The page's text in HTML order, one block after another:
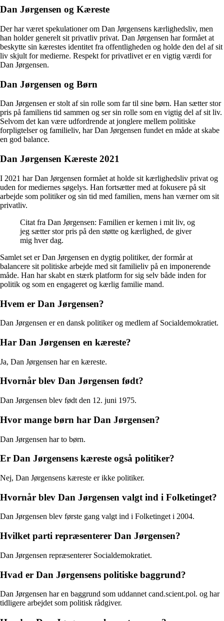
Dan Jørgensen og Kæreste
Der har været spekulationer om Dan Jørgensens kærlighedsliv, men
han holder generelt sit privatliv privat. Dan Jørgensen har formået at
beskytte sin kærestes identitet fra offentligheden og holde den del af sit
liv skjult for medierne. Respekt for privatlivet er en vigtig værdi for
Dan Jørgensen.
Dan Jørgensen og Børn
Dan Jørgensen er stolt af sin rolle som far til sine børn. Han sætter stor
pris på familiens tid sammen og ser sin rolle som en vigtig del af sit liv.
Selvom det kan være udfordrende at jonglere mellem politiske
forpligtelser og familieliv, har Dan Jørgensen fundet en måde at skabe
en god balance.
Dan Jørgensen Kæreste 2021
I 2021 har Dan Jørgensen formået at holde sit kærlighedsliv privat og
uden for mediernes søgelys. Han fortsætter med at fokusere på sit
arbejde som politiker og sin tid med familien, mens han værner om sit
privatliv.
Citat fra Dan Jørgensen: Familien er kernen i mit liv, og
jeg sætter stor pris på den støtte og kærlighed, de giver
mig hver dag.
Samlet set er Dan Jørgensen en dygtig politiker, der formår at
balancere sit politiske arbejde med sit familieliv på en imponerende
måde. Han har skabt en stærk platform for sig selv både inden for
politik og som en engageret og kærlig familie mand.
Hvem er Dan Jørgensen?
Dan Jørgensen er en dansk politiker og medlem af Socialdemokratiet.
Har Dan Jørgensen en kæreste?
Ja, Dan Jørgensen har en kæreste.
Hvornår blev Dan Jørgensen født?
Dan Jørgensen blev født den 12. juni 1975.
Hvor mange børn har Dan Jørgensen?
Dan Jørgensen har to børn.
Er Dan Jørgensens kæreste også politiker?
Nej, Dan Jørgensens kæreste er ikke politiker.
Hvornår blev Dan Jørgensen valgt ind i Folketinget?
Dan Jørgensen blev første gang valgt ind i Folketinget i 2004.
Hvilket parti repræsenterer Dan Jørgensen?
Dan Jørgensen repræsenterer Socialdemokratiet.
Hvad er Dan Jørgensens politiske baggrund?
Dan Jørgensen har en baggrund som uddannet cand.scient.pol. og har
tidligere arbejdet som politisk rådgiver.